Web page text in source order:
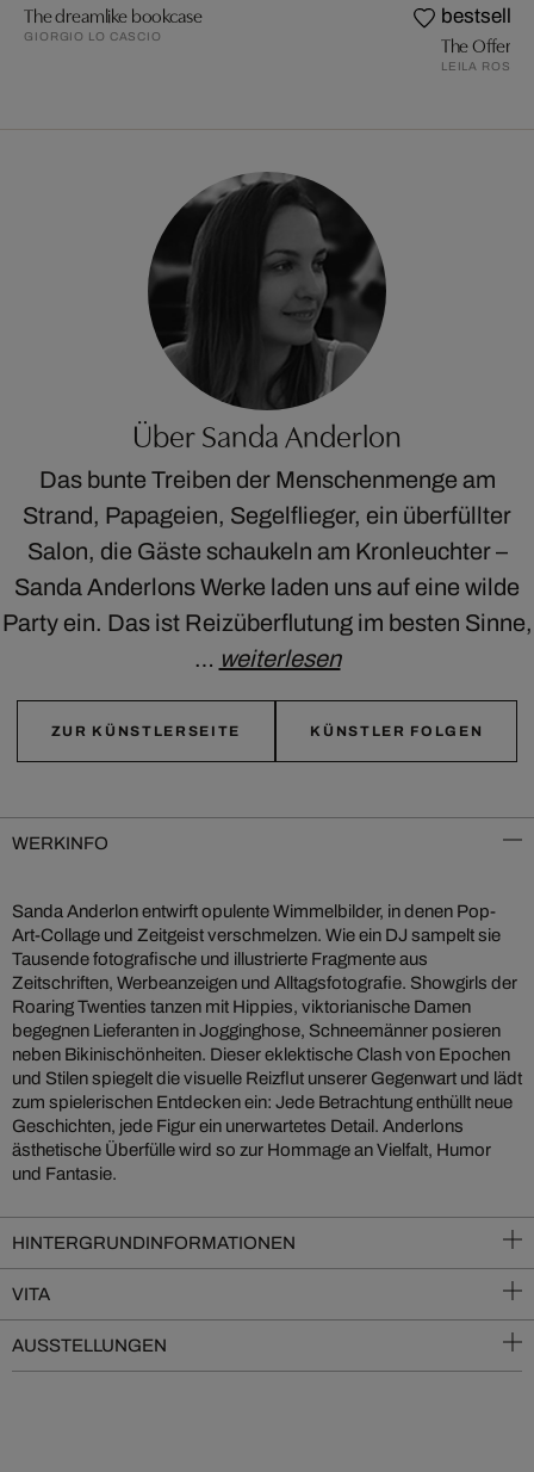
The dreamlike bookcase
GIORGIO LO CASCIO
bestseller
The Offering
LEILA ROSE
Über Sanda Anderlon
Das bunte Treiben der Menschenmenge am
Strand, Papageien, Segelflieger, ein überfüllter
Salon, die Gäste schaukeln am Kronleuchter –
Sanda Anderlons Werke laden uns auf eine wilde
Party ein. Das ist Reizüberflutung im besten Sinne,
… weiterlesen
ZUR KÜNSTLERSEITE KÜNSTLER FOLGEN
WERKINFO
Sanda Anderlon entwirft opulente Wimmelbilder, in denen Pop-
Art-Collage und Zeitgeist verschmelzen. Wie ein DJ sampelt sie
Tausende fotografische und illustrierte Fragmente aus
Zeitschriften, Werbeanzeigen und Alltagsfotografie. Showgirls der
Roaring Twenties tanzen mit Hippies, viktorianische Damen
begegnen Lieferanten in Jogginghose, Schneemänner posieren
neben Bikinischönheiten. Dieser eklektische Clash von Epochen
und Stilen spiegelt die visuelle Reizflut unserer Gegenwart und lädt
zum spielerischen Entdecken ein: Jede Betrachtung enthüllt neue
Geschichten, jede Figur ein unerwartetes Detail. Anderlons
ästhetische Überfülle wird so zur Hommage an Vielfalt, Humor
und Fantasie.
HINTERGRUNDINFORMATIONEN
VITA
AUSSTELLUNGEN